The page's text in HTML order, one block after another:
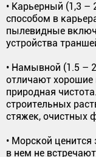
• Карьерный (1,3
способом в
пылевидные
устройства
• Намывной (1.5 –
отличают хорошие
природная
строительных
стяжек, очистных
• Морской ценится
в нем не